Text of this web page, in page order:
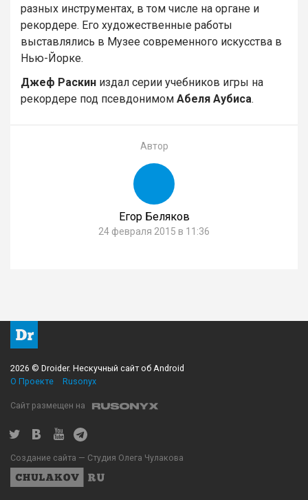
разных инструментах, в том числе на органе и
рекордере. Его художественные работы
выставлялись в Музее современного искусства в
Нью-Йорке.
Джеф Раскин издал серии учебников игры на
рекордере под псевдонимом Абеля Аубиса.
Автор
Егор Беляков
24 февраля 2015 в 11:36
2026 © Droider. Нескучный сайт об Android
О Проекте
Rusonyx
Сайт размещен на
Создание сайта — Студия Олега Чулакова